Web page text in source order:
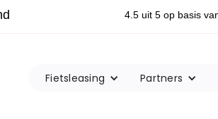
Fietsleasing Partners